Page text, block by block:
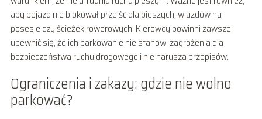
aby pojazd nie blokował przejść dla pieszych, wjazdów na
posesje czy ścieżek rowerowych. Kierowcy powinni zawsze
upewnić się, że ich parkowanie nie stanowi zagrożenia dla
bezpieczeństwa ruchu drogowego i nie narusza przepisów.
Ograniczenia i zakazy: gdzie nie wolno
parkować?